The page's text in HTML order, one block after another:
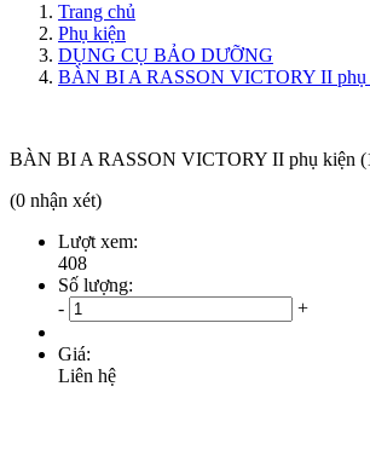
Trang chủ
Phụ kiện
DỤNG CỤ BẢO DƯỠNG
BÀN BI A RASSON VICTORY II phụ
BÀN BI A RASSON VICTORY II phụ kiện
(0 nhận xét)
Lượt xem:
408
Số lượng:
-
+
Giá:
Liên hệ